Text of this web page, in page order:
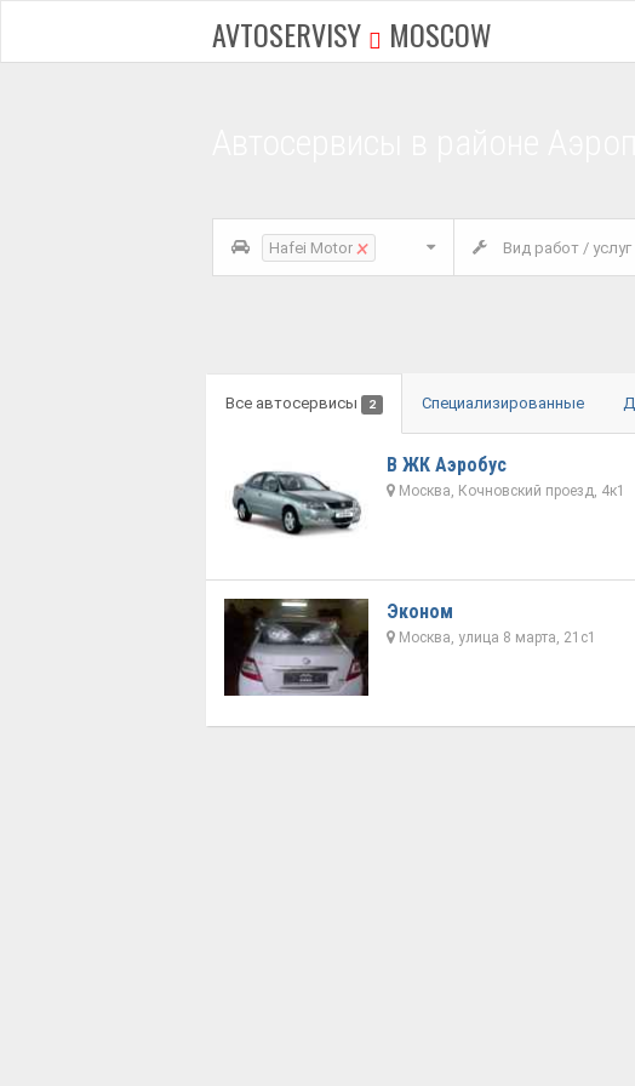
AVTOSERVISY MOSCOW
Hafei Motor × Вид работ / услуг
Все автосервисы 2 Специализированные
В ЖК Аэробус
Москва, Кочновский проезд, 4к1
Эконом
Москва, улица 8 марта, 21с1